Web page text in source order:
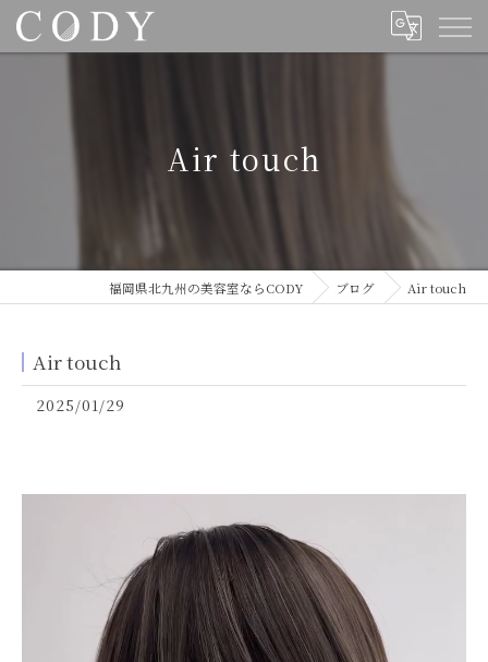
Air touch
福岡県北九州の美容室ならCODY ブログ Air touch
Air touch
2025/01/29